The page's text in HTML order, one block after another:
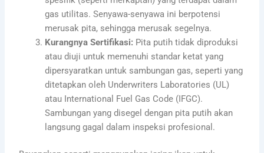
gas utilitas. Senyawa-senyawa ini berpotensi
merusak pita, sehingga merusak segelnya.
Kurangnya Sertifikasi: Pita putih tidak diproduksi
atau diuji untuk memenuhi standar ketat yang
dipersyaratkan untuk sambungan gas, seperti yang
ditetapkan oleh Underwriters Laboratories (UL)
atau International Fuel Gas Code (IFGC).
Sambungan yang disegel dengan pita putih akan
langsung gagal dalam inspeksi profesional.